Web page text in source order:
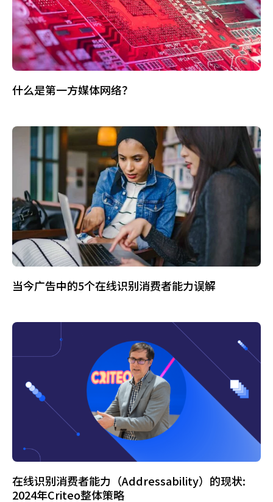
什么是第一方媒体网络？
当今广告中的5个在线识别消费者能力误解
在线识别消费者能力（Addressability）的现状:
2024年Criteo整体策略